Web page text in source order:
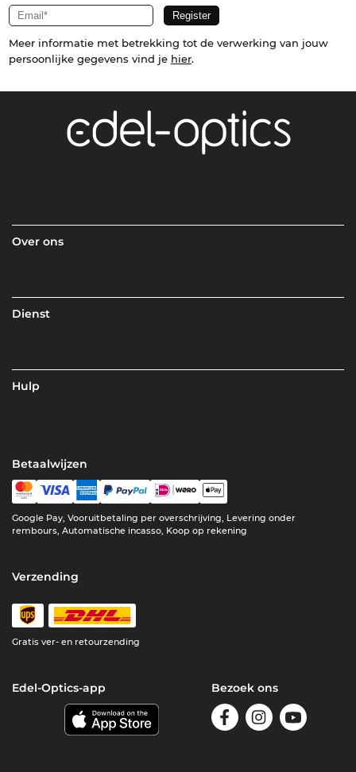
Meer informatie met betrekking tot de verwerking van jouw
persoonlijke gegevens vind je hier.
Over ons
Dienst
Hulp
Betaalwijzen
Google Pay, Vooruitbetaling per overschrijving, Levering onder
rembours, Automatische incasso, Koop op rekening
Verzending
Gratis ver- en retourzending
Edel-Optics-app Bezoek ons